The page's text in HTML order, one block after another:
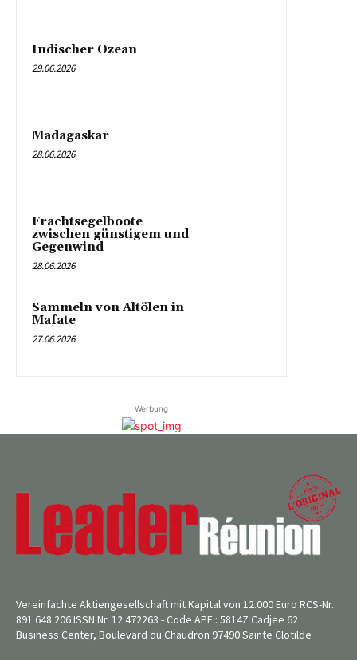
Indischer Ozean
29.06.2026
Madagaskar
28.06.2026
Frachtsegelboote
zwischen günstigem und
Gegenwind
28.06.2026
Sammeln von Altölen in
Mafate
27.06.2026
Werbung
Vereinfachte Aktiengesellschaft mit Kapital von 12.000 Euro RCS-Nr.
891 648 206 ISSN Nr. 12 472263 - Code APE : 5814Z Cadjee 62
Business Center, Boulevard du Chaudron 97490 Sainte Clotilde